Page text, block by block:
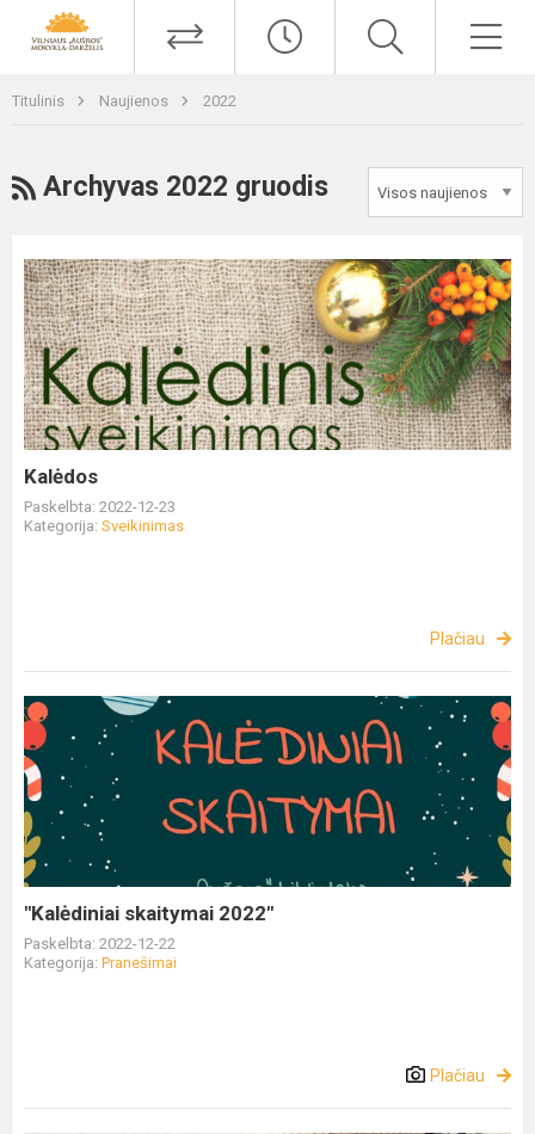
Titulinis Naujienos 2022
Archyvas 2022 gruodis
Kalėdos
Paskelbta: 2022-12-23
Kategorija: Sveikinimas
Plačiau
"Kalėdiniai skaitymai 2022"
Paskelbta: 2022-12-22
Kategorija: Pranešimai
Plačiau